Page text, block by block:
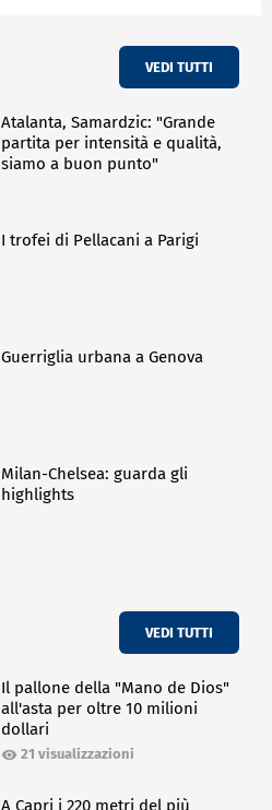
VEDI TUTTI
Atalanta, Samardzic: "Grande
partita per intensità e qualità,
siamo a buon punto"
I trofei di Pellacani a Parigi
Guerriglia urbana a Genova
Milan-Chelsea: guarda gli
highlights
VEDI TUTTI
Il pallone della "Mano de Dios"
all'asta per oltre 10 milioni
dollari
21 visualizzazioni
A Capri i 220 metri del più